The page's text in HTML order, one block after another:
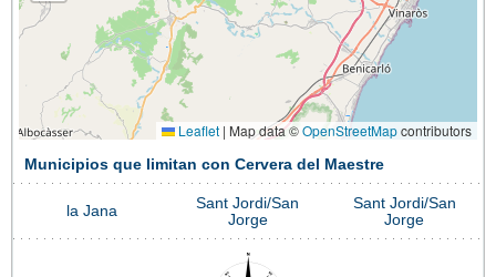
Leaflet | Map data ©OpenStreetMapcontributors
Municipios que limitan con Cervera del Maestre
la Jana
Sant Jordi/San
Jorge
Sant Jordi/San
Jorge